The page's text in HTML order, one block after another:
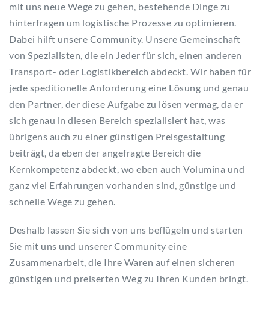
mit uns neue Wege zu gehen, bestehende Dinge zu
hinterfragen um logistische Prozesse zu optimieren.
Dabei hilft unsere Community. Unsere Gemeinschaft
von Spezialisten, die ein Jeder für sich, einen anderen
Transport- oder Logistikbereich abdeckt. Wir haben für
jede speditionelle Anforderung eine Lösung und genau
den Partner, der diese Aufgabe zu lösen vermag, da er
sich genau in diesen Bereich spezialisiert hat, was
übrigens auch zu einer günstigen Preisgestaltung
beiträgt, da eben der angefragte Bereich die
Kernkompetenz abdeckt, wo eben auch Volumina und
ganz viel Erfahrungen vorhanden sind, günstige und
schnelle Wege zu gehen.
Deshalb lassen Sie sich von uns beflügeln und starten
Sie mit uns und unserer Community eine
Zusammenarbeit, die Ihre Waren auf einen sicheren
günstigen und preiserten Weg zu Ihren Kunden bringt.